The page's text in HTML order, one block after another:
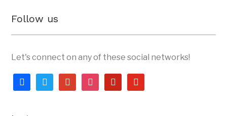
Follow us
Let's connect on any of these social networks!
facebooktwitter google instagrampinterestyoutube